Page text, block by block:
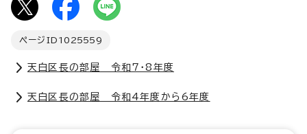
ページID 1025559
天白区長の部屋 令和7・8年度
天白区長の部屋 令和4年度から6年度